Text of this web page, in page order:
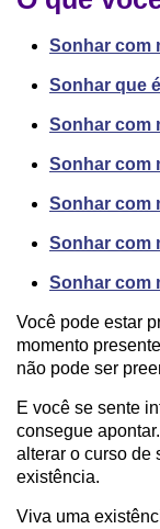
Sonhar com
Sonhar que
Sonhar com
Sonhar com
Sonhar com
Sonhar com
Sonhar com
Você pode estar
momento
não pode ser
E você se sente
consegue
alterar o curso de
existência.
Viva uma